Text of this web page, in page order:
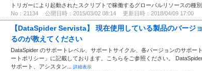
トリガーにより起動されたスクリプトで稼働するグローバルリソースの種別
No：21134 公開日時：2015/03/02 08:14 更新日時：2018/04/09 17:00
【DataSpider Servista】 現在使用している製品のバージ
るのが教えてください
DataSpider のサポートレベル、サポートサイクル、各バージョンのサポー
ートポリシー」に記載しております。こちらをご参照ください。
サポート、アシスタン...
詳細表示